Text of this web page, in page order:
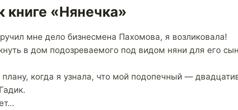
книге «Нянечка»
мне дело бизнесмена Пахомова, я возликовала!
в дом подозреваемого под видом няни для его
когда я узнала, что мой подопечный —